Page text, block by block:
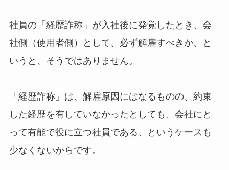
社員の「経歴詐称」が入社後に発覚したとき、会
社側（使用者側）として、必ず解雇すべきか、と
いうと、そうではありません。
「経歴詐称」は、解雇原因にはなるものの、約束
した経歴を有していなかったとしても、会社にと
って有能で役に立つ社員である、というケースも
少なくないからです。